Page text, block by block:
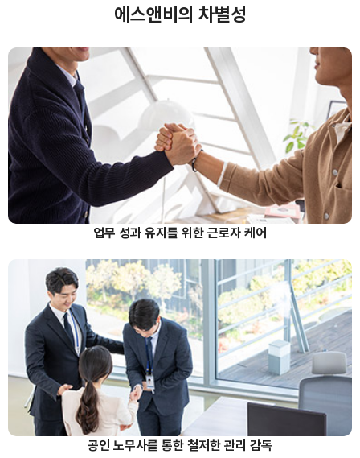
에스앤비의 차별성
업무 성과 유지를 위한 근로자 케어
공인 노무사를 통한 철저한 관리 감독